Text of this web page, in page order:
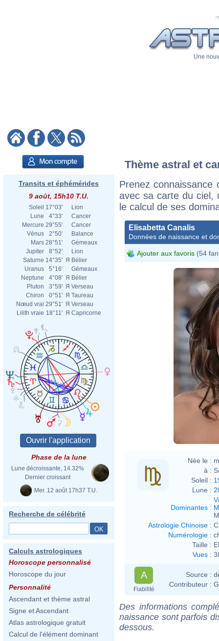
Une
Transits et éphémérides
9 août, 15h10 T.U.
Soleil 17°03'
Lion
Lune
4°33'
Cancer
Mercure 29°55'
Cancer
Vénus
2°50'
Balance
Mars 28°51'
Gémeaux
Jupiter
8°52'
Lion
Saturne 14°35' Я Bélier
Uranus
5°16'
Gémeaux
Neptune
4°08' Я Bélier
Pluton
3°59' Я Verseau
Chiron
0°51' Я Taureau
Nœud vrai 29°51' Я Verseau
Lilith vraie 18°11' Я Capricorne
Phase de la lune
Lune décroissante, 14.32%
Dernier croissant
Mer. 12 août 17h37 T.U.
Recherche de célébrité
Calculs astrologiques
Horoscope personnalisé
Horoscope du jour
Personnalité
Ascendant et thème astral
Signe et Ascendant
Atlas astrologique gratuit
Calcul de l'élément dominant
Thème astral et
Prenez connaissance
avec sa carte du ciel,
le calcul de ses
Elisabetta Canalis
Données de naissance et
Ajouter aux favoris (54
Née le :
à :
Soleil :
Lune :
Dominantes :
Astrologie Chinoise :
Numérologie :
Taille :
Vues :
A
Fiabilité
Source :
Contributeur :
Des informations
naissance sont parfois
dessous.